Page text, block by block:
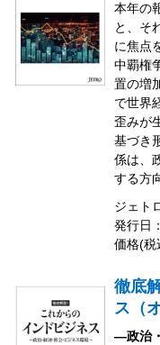
本年の
と、そ
に焦点
中覇権
置の増
で世界
歪みが
基づき
係は、
する方
ジェト
発行日
価格(税
徹底
ス（
―政治